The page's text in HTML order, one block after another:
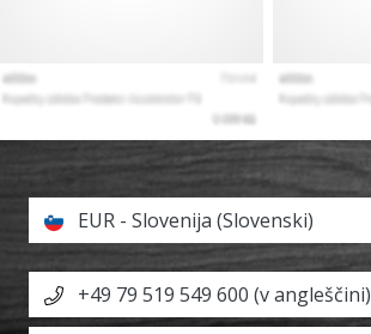
EUR - Slovenija (Slovenski)
+49 79 519 549 600 (v angleščini)